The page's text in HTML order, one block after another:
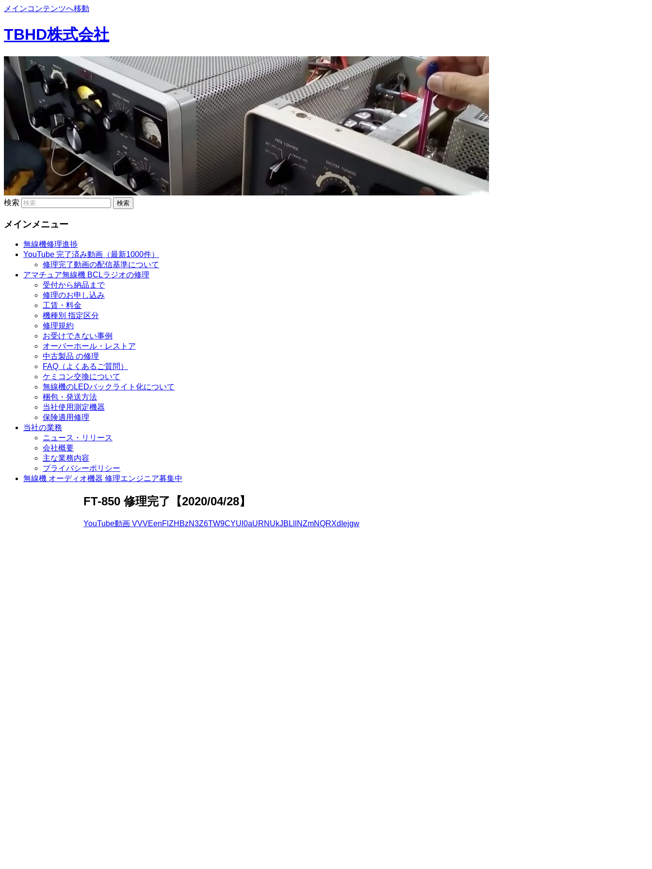
メインコンテンツへ移動
TBHD株式会社
検索
メインメニュー
無線機修理進捗
YouTube 完了済み動画（最新1000件）
修理完了動画の配信基準について
アマチュア無線機 BCLラジオの修理
受付から納品まで
修理のお申し込み
工賃・料金
機種別 指定区分
修理規約
お受けできない事例
オーバーホール・レストア
中古製品 の修理
FAQ（よくあるご質問）
ケミコン交換について
無線機のLEDバックライト化について
梱包・発送方法
当社使用測定機器
保険適用修理
当社の業務
ニュース・リリース
会社概要
主な業務内容
プライバシーポリシー
無線機 オーディオ機器 修理エンジニア募集中
FT-850 修理完了【2020/04/28】
YouTube動画 VVVEenFlZHBzN3Z6TW9CYUl0aURNUkJBLllNZmNQRXdIejgw